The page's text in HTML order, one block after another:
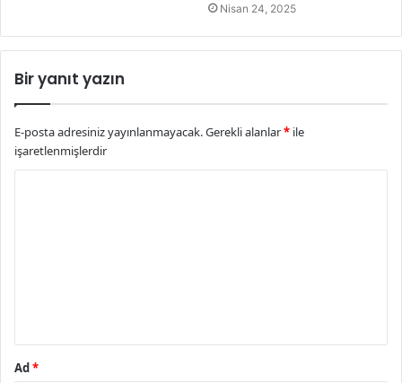
Nisan 24, 2025
Bir yanıt yazın
E-posta adresiniz yayınlanmayacak.Gerekli alanlar* ile
işaretlenmişlerdir
Ad*